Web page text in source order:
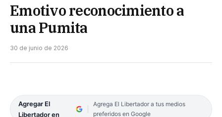
Emotivo reconocimiento a
una Pumita
30 de junio de 2026
Agregar El
Libertador en
Agrega El Libertador a tus medios
preferidos en Google